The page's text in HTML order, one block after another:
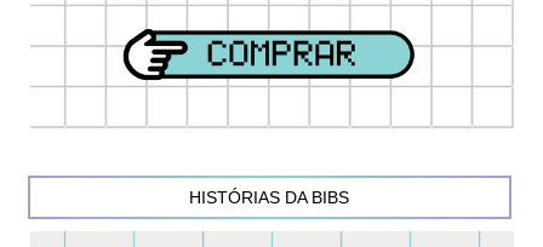
HISTÓRIAS DA BIBS